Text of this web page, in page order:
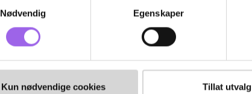
Nødvendig
Egenskaper
Kun nødvendige cookies Tillat utvalg